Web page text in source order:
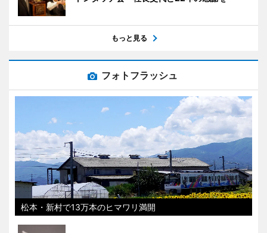
もっと見る
フォトフラッシュ
松本・新村で13万本のヒマワリ満開